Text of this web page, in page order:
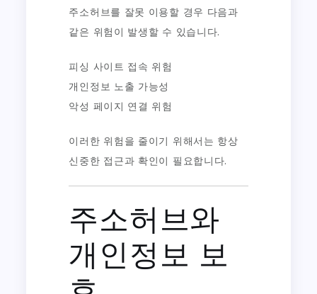
주소허브를 잘못 이용할 경우 다음과
같은 위험이 발생할 수 있습니다.
피싱 사이트 접속 위험
개인정보 노출 가능성
악성 페이지 연결 위험
이러한 위험을 줄이기 위해서는 항상
신중한 접근과 확인이 필요합니다.
주소허브와
개인정보 보